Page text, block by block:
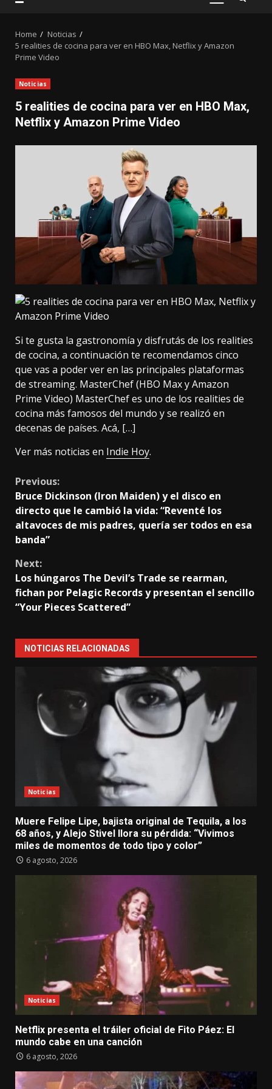
PRIMARY
Home
Noticias
5 realities de cocina para ver en HBO Max, Netflix y Amazon
Prime Video
Noticias
5 realities de cocina para ver en HBO Max,
Netflix y Amazon Prime Video
Si te gusta la gastronomía y disfrutás de los realities
de cocina, a continuación te recomendamos cinco
que vas a poder ver en las principales plataformas
de streaming. MasterChef (HBO Max y Amazon
Prime Video) MasterChef es uno de los realities de
cocina más famosos del mundo y se realizó en
decenas de países. Acá, […]
Ver más noticias en Indie Hoy.
Continue
Reading
Previous:
Bruce Dickinson (Iron Maiden) y el disco en
directo que le cambió la vida: “Reventé los
altavoces de mis padres, quería ser todos en esa
banda”
Next:
Los húngaros The Devil’s Trade se rearman,
fichan por Pelagic Records y presentan el sencillo
“Your Pieces Scattered”
NOTICIAS RELACIONADAS
Noticias
Muere Felipe Lipe, bajista original de Tequila, a los
68 años, y Alejo Stivel llora su pérdida: “Vivimos
miles de momentos de todo tipo y color”
6 agosto, 2026
Noticias
Netflix presenta el tráiler oficial de Fito Páez: El
mundo cabe en una canción
6 agosto, 2026